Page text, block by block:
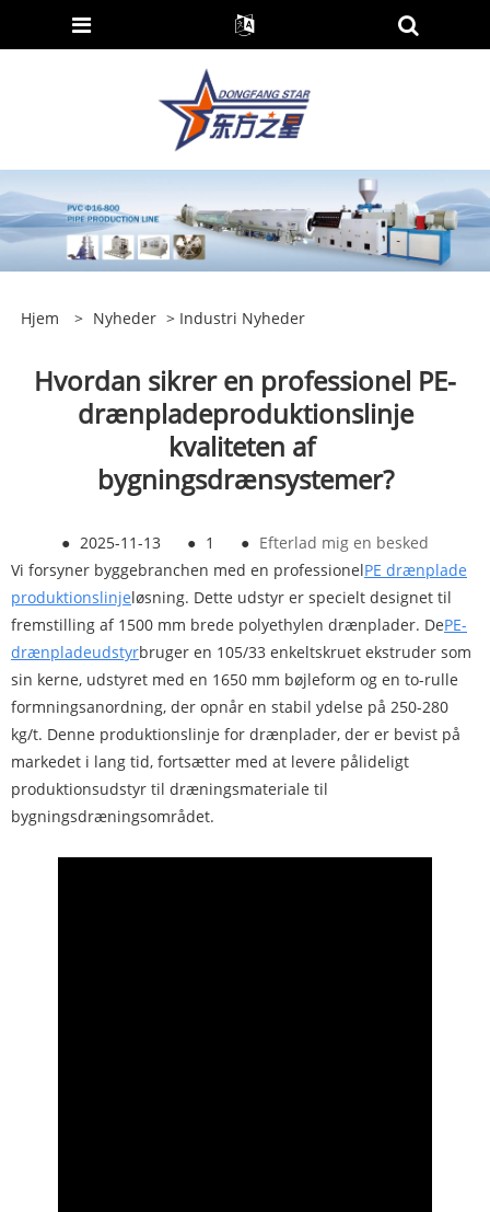
Hjem > Nyheder > Industri Nyheder
Hvordan sikrer en professionel PE-
drænpladeproduktionslinje
kvaliteten af ​​
bygningsdrænsystemer?
● 2025-11-13 ● 1 ● Efterlad mig en besked
Vi forsyner byggebranchen med en professionelPE drænplade
produktionslinjeløsning. Dette udstyr er specielt designet til
fremstilling af 1500 mm brede polyethylen drænplader. DePE-
drænpladeudstyrbruger en 105/33 enkeltskruet ekstruder som
sin kerne, udstyret med en 1650 mm bøjleform og en to-rulle
formningsanordning, der opnår en stabil ydelse på 250-280
kg/t. Denne produktionslinje for drænplader, der er bevist på
markedet i lang tid, fortsætter med at levere pålideligt
produktionsudstyr til dræningsmateriale til
bygningsdræningsområdet.